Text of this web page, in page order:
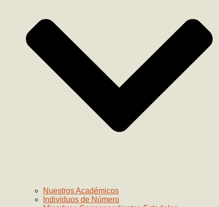
Nuestros Académicos
Individuos de Número